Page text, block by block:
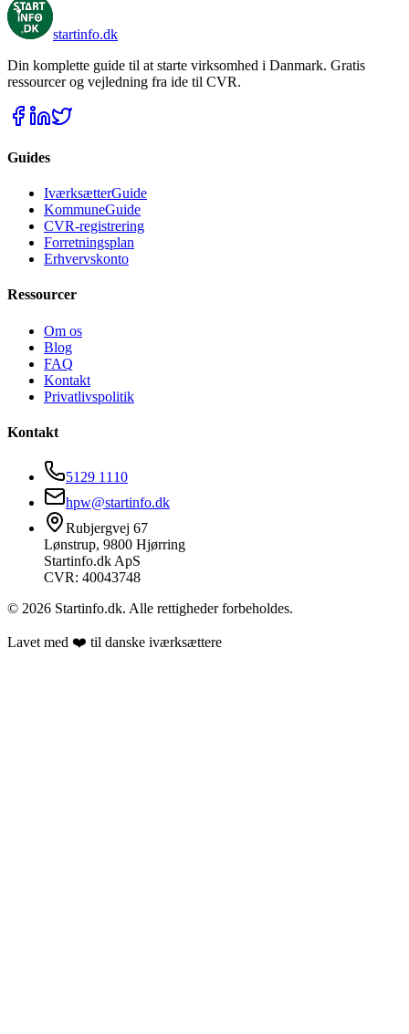
startinfo.dk
Din komplette guide til at starte virksomhed i Danmark. Gratis
ressourcer og vejledning fra ide til CVR.
Guides
IværksætterGuide
KommuneGuide
CVR-registrering
Forretningsplan
Erhvervskonto
Ressourcer
Om os
Blog
FAQ
Kontakt
Privatlivspolitik
Kontakt
5129 1110
hpw@startinfo.dk
Rubjergvej 67
Lønstrup, 9800 Hjørring
Startinfo.dk ApS
CVR: 40043748
© 2026 Startinfo.dk. Alle rettigheder forbeholdes.
Lavet med ❤️ til danske iværksættere